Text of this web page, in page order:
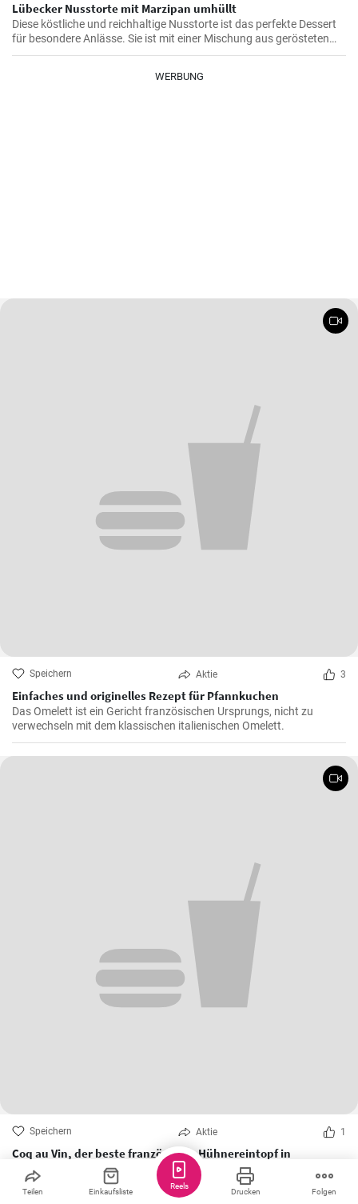
Lübecker Nusstorte mit Marzipan umhüllt
Diese köstliche und reichhaltige Nusstorte ist das perfekte Dessert
für besondere Anlässe. Sie ist mit einer Mischung aus gerösteten
Nüssen und einer cremigen Füllung gefüllt, die von einer knackigen
WERBUNG
Speichern Aktie 3
Einfaches und originelles Rezept für Pfannkuchen
Das Omelett ist ein Gericht französischen Ursprungs, nicht zu
verwechseln mit dem klassischen italienischen Omelett.
Speichern Aktie 1
Coq au Vin, der beste französische Hühnereintopf in
Rotweinsoße
Bei diesem französischen Klassiker dreht sich alles um saftige
Hähnchenteile mit Knochen, die in einer glänzenden, verführerisch
Teilen Einkaufsliste Drucken Folgen
Reels